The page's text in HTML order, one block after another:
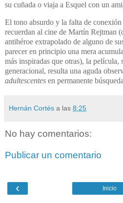
su cuñada o viaja a Esquel con un
El tono absurdo y la falta de conexión
recuerdan al cine de Martín Rejtman
antihéroe extrapolado de alguno de
parecer en principio una mera
más inspiradas que otras), la película,
generacional, resulta una aguda
adultescentes en permanente
Hernán Cortés a las 8:25
No hay comentarios:
Publicar un comentario
‹ Inicio